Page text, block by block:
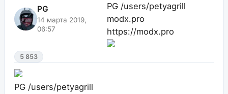
PG
14 марта 2019,
06:57
PG /users/petyagrill
modx.pro
https://modx.pro
5 853
PG /users/petyagrill